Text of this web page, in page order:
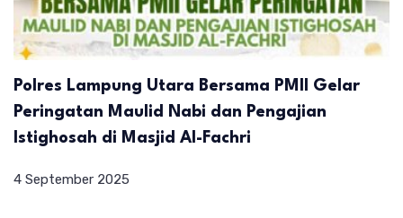
Polres Lampung Utara Bersama PMII Gelar
Peringatan Maulid Nabi dan Pengajian
Istighosah di Masjid Al-Fachri
4 September 2025